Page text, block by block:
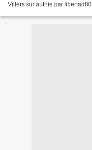
Villers sur authie par libertad80